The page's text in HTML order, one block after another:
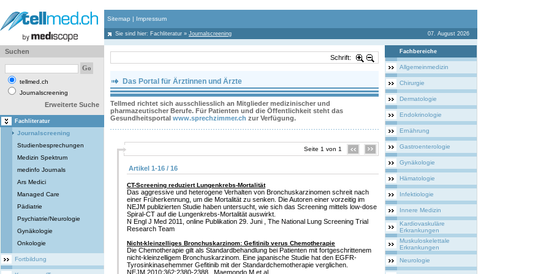
Sitemap | Impressum
Sie sind hier: Fachliteratur » Journalscreening 07. August 2026
Suchen
tellmed.ch
Journalscreening
Erweiterte Suche
Fachliteratur
Journalscreening
Studienbesprechungen
Medizin Spektrum
medinfo Journals
Ars Medici
Managed Care
Pädiatrie
Psychiatrie/Neurologie
Gynäkologie
Onkologie
Fortbildung
Schrift:
Das Portal für Ärztinnen und Ärzte
Tellmed richtet sich ausschliesslich an Mitglieder medizinischer und
pharmazeutischer Berufe. Für Patienten und die Öffentlichkeit steht das
Gesundheitsportal www.sprechzimmer.ch zur Verfügung.
Seite 1 von 1
Artikel 1-16 / 16
CT-Screening reduziert Lungenkrebs-Mortalität
Das aggressive und heterogene Verhalten von Bronchuskarzinomen schreit nach
einer Früherkennung, um die Mortalität zu senken. Die Autoren einer vorzeitig im
NEJM publizierten Studie haben untersucht, wie sich das Screening mittels low-dose
Spiral-CT auf die Lungenkrebs-Mortalität auswirkt.
N Engl J Med 2011, online Publikation 29. Juni , The National Lung Screening Trial
Research Team
Nicht-kleinzelliges Bronchuskarzinom: Gefitinib verus Chemotherapie
Die Chemotherapie gilt als Standardbehandlung bei Patienten mit fortgeschrittenem
nicht-kleinzelligem Bronchuskarzinom. Eine japanische Studie hat den EGFR-
Tyrosinkinasehemmer Gefitinib mit der Standardchemotherapie verglichen.
NEJM 2010;362:2380-2388 , Maemondo M et al
Fachbereiche
Allgemeinmedizin
Chirurgie
Dermatologie
Endokrinologie
Ernährung
Gastroenterologie
Gynäkologie
Hämatologie
Infektiologie
Innere Medizin
Kardiovaskuläre
Erkrankungen
Muskuloskelettale
Erkrankungen
Neurologie